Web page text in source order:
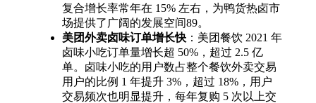
复合增长率常年在 15% 左右，为鸭货热卤市
场提供了广阔的发展空间89。
美团外卖卤味订单增长快 ：美团餐饮 2021 年
卤味小吃订单量增长超 50%，超过 2.5 亿
单。卤味小吃的用户数占整个餐饮外卖交易
用户的比例 1 年提升 3%，超过 18%，用户
交易频次也明显提升，每年复购 5 次以上交